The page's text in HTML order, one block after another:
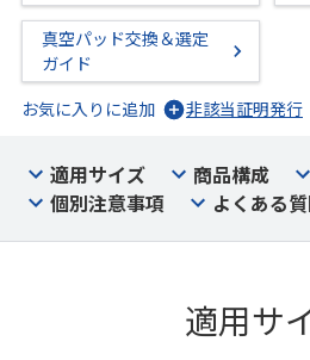
真空パッド交換＆選定
ガイド
お気に入りに追加
非該当証明発行
適用サイズ 商品構成
個別注意事項
よくある
適用サ